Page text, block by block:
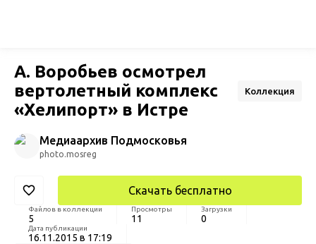
А. Воробьев осмотрел
вертолетный комплекс
«Хелипорт» в Истре
Коллекция
Медиаархив Подмосковья
photo.mosreg
Скачать бесплатно
Файлов в коллекции
5
Просмотры
11
Загрузки
0
Дата публикации
16.11.2015 в 17:19